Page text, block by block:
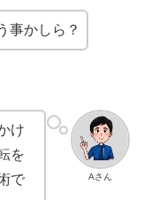
事かしら？
Aさん
け
を
で